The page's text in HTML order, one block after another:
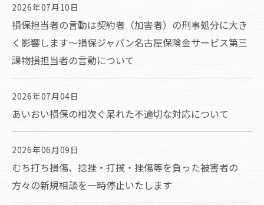
2026年07月10日
損保担当者の言動は契約者（加害者）の刑事処分に大き
く影響します～損保ジャパン名古屋保険金サービス第三
課物損担当者の言動について
2026年07月04日
あいおい損保の相次ぐ呆れた不適切な対応について
2026年06月09日
むち打ち損傷、捻挫・打撲・挫傷等を負った被害者の
方々の新規相談を一時停止いたします